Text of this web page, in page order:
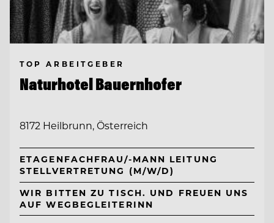
TOP ARBEITGEBER
Naturhotel Bauernhofer
8172 Heilbrunn, Österreich
ETAGENFACHFRAU/-MANN LEITUNG
STELLVERTRETUNG (M/W/D)
WIR BITTEN ZU TISCH. UND FREUEN UNS
AUF WEGBEGLEITERINN